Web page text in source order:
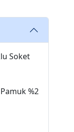
Soket
%2